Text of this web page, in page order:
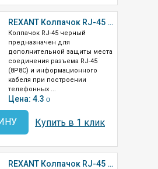
REXANT Колпачок RJ-45 черный (05-1210)
Колпачок RJ-45 черный
предназначен для
дополнительной защиты места
соединения разъема RJ-45
(8P8C) и информационного
кабеля при построении
телефонных ...
Цена: 4.3 o
Купить в 1 клик
REXANT Колпачок RJ-45 желтый (05-1203)